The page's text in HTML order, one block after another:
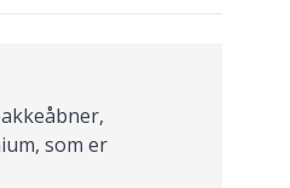
som er